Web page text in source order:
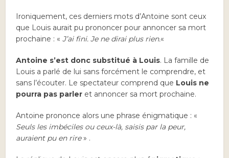
Ironiquement, ces derniers mots d’Antoine sont ceux
que Louis aurait pu prononcer pour annoncer sa mort
prochaine : «J’ai fini. Je ne dirai plus rien.«
Antoine s’est donc substitué à Louis. La famille de
Louis a parlé de lui sans forcément le comprendre, et
sans l’écouter. Le spectateur comprend que Louis ne
pourra pas parler et annoncer sa mort prochaine.
Antoine prononce alors une phrase énigmatique : «
Seuls les imbéciles ou ceux-là, saisis par la peur,
auraient pu en rire» .